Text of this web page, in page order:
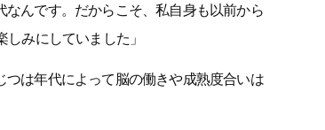
んです。だからこそ、私自身も以前から
みにしていました」
は年代によって脳の働きや成熟度合いは